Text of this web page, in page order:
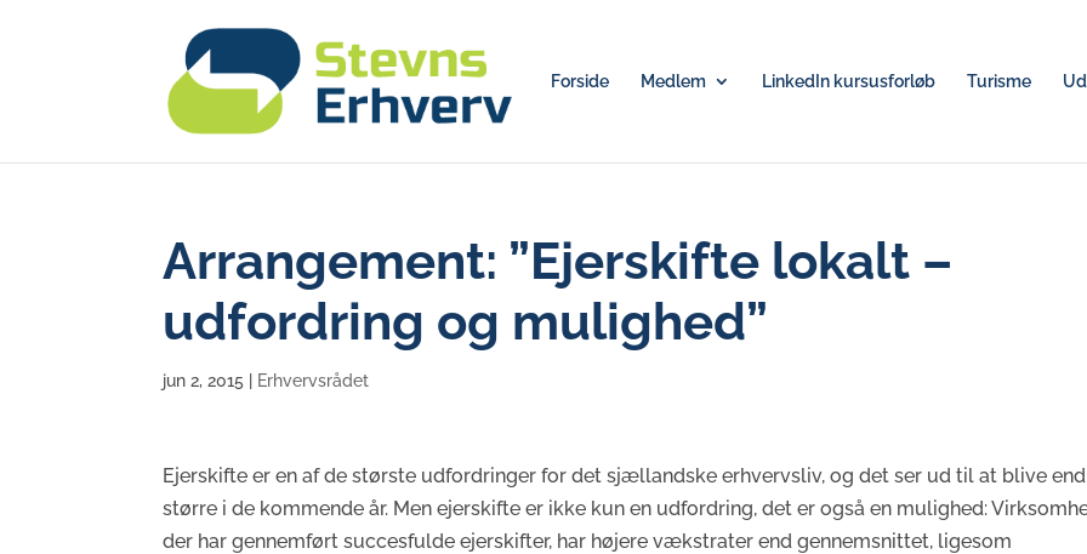
Forside Medlem LinkedIn kursusforløb Turisme
Arrangement: ”Ejerskifte lokalt –
udfordring og mulighed”
jun 2, 2015 Erhvervsrådet
Ejerskifte er en af de største udfordringer for det sjællandske erhvervsliv, og det ser ud til at blive
større i de kommende år. Men ejerskifte er ikke kun en udfordring, det er også en mulighed:
der har gennemført succesfulde ejerskifter, har højere vækstrater end gennemsnittet, ligesom